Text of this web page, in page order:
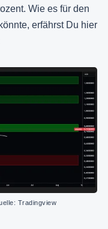
Wie es für den
erfährst Du hier
Tradingview